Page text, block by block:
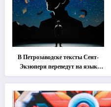
В Петрозаводске тексты Сент-
Экзюпери переведут на язык
современной хореографии